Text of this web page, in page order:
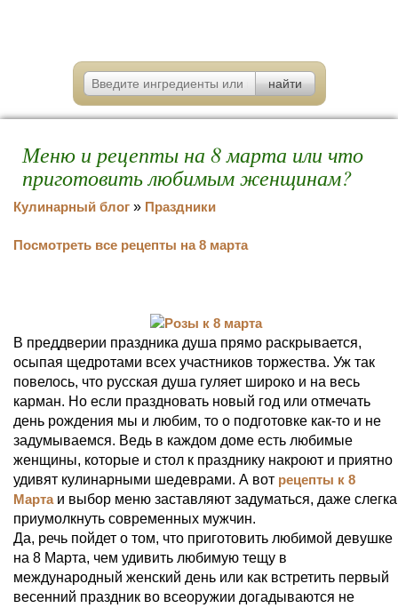
Меню и рецепты на 8 марта или что
приготовить любимым женщинам?
Кулинарный блог » Праздники
Посмотреть все рецепты на 8 марта
В преддверии праздника душа прямо раскрывается,
осыпая щедротами всех участников торжества. Уж так
повелось, что русская душа гуляет широко и на весь
карман. Но если праздновать новый год или отмечать
день рождения мы и любим, то о подготовке как-то и не
задумываемся. Ведь в каждом доме есть любимые
женщины, которые и стол к празднику накроют и приятно
удивят кулинарными шедеврами. А вот рецепты к 8
Мартаи выбор меню заставляют задуматься, даже слегка
приумолкнуть современных мужчин.
Да, речь пойдет о том, что приготовить любимой девушке
на 8 Марта, чем удивить любимую тещу в
международный женский день или как встретить первый
весенний праздник во всеоружии догадываются не